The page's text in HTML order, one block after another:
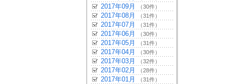
2017年09月 （30件）
2017年08月 （31件）
2017年07月 （31件）
2017年06月 （30件）
2017年05月 （31件）
2017年04月 （30件）
2017年03月 （32件）
2017年02月 （28件）
2017年01月 （31件）